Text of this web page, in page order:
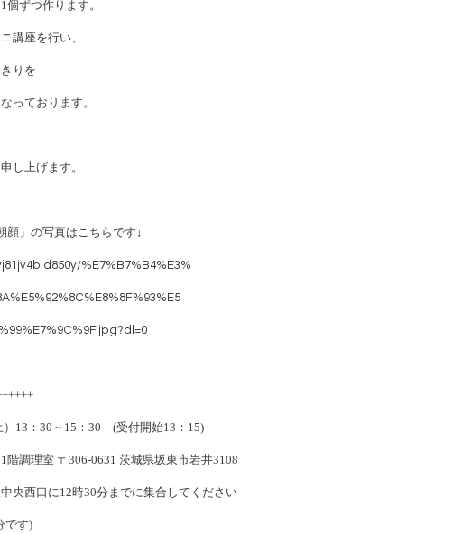
1個ずつ作ります。
講座を行い、
りを
っております。
し上げます。
顔」の写真はこちらです↓
%E7%B7%B4%E3%
13 ： 30 ～ 15 ： 30 (受付開始13 ： 15)
1階調理室 〒 306-0631 茨城県坂東市岩井3108
央西口に12時30分までに集合してください
です)